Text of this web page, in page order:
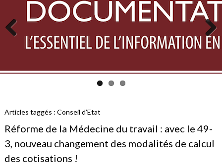
Previous Next
Articles taggés : Conseil d’Etat
Réforme de la Médecine du travail : avec le 49-
3, nouveau changement des modalités de calcul
des cotisations !